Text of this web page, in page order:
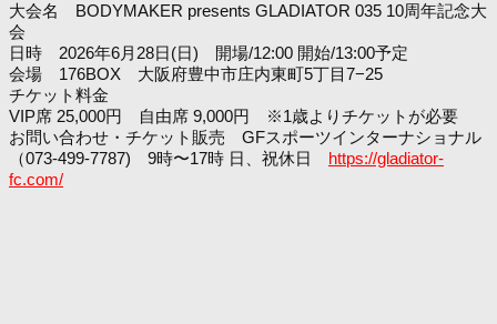
大会名 BODYMAKER presents GLADIATOR 035 10周年記念大
会
日時 2026年6月28日(日) 開場/12:00 開始/13:00予定
会場 176BOX 大阪府豊中市庄内東町5丁目7−25
チケット料金
VIP席 25,000円 自由席 9,000円 ※1歳よりチケットが必要
お問い合わせ・チケット販売 GFスポーツインターナショナル
（073-499-7787) 9時〜17時 日、祝休日 https://gladiator-
fc.com/